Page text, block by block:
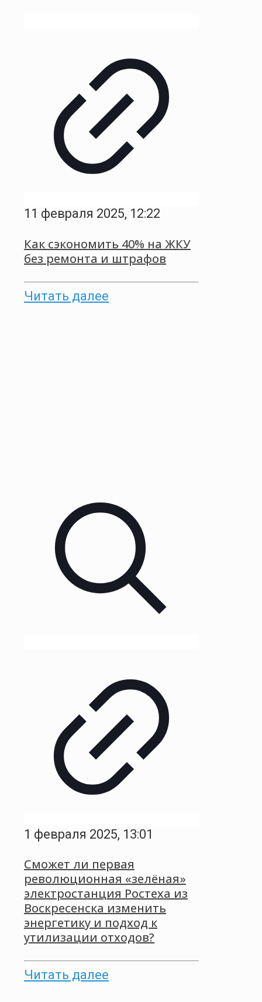
11 февраля 2025, 12:22
Как сэкономить 40% на ЖКУ
без ремонта и штрафов
Читать далее
1 февраля 2025, 13:01
Сможет ли первая
революционная «зелёная»
электростанция Ростеха из
Воскресенска изменить
энергетику и подход к
утилизации отходов?
Читать далее